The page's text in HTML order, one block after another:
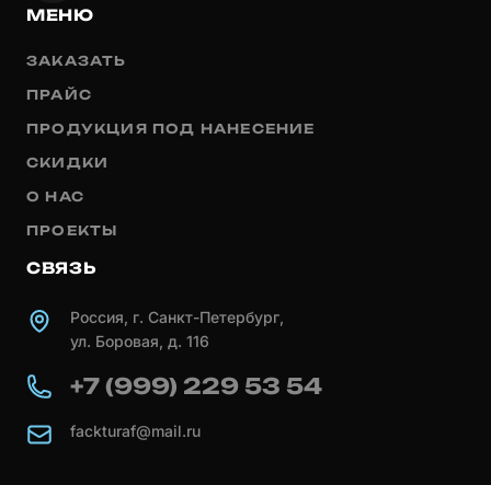
МЕНЮ
ЗАКАЗАТЬ
ПРАЙС
ПРОДУКЦИЯ ПОД НАНЕСЕНИЕ
СКИДКИ
О НАС
ПРОЕКТЫ
СВЯЗЬ
Россия, г. Санкт-Петербург,
ул. Боровая, д. 116
+7 (999) 229 53 54
fackturaf@mail.ru